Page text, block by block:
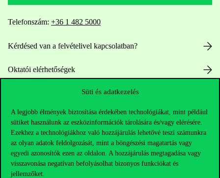
Süti és adatkezelés
A legjobb élmények biztosítása érdekében technológiákat, mint például
sütiket használunk az eszközinformációk tárolására és/vagy elérésére.
Ezekhez a technológiákhoz való hozzájárulás lehetővé teszi számunkra
az olyan adatok feldolgozását, mint a böngészési magatartás vagy
egyedi azonosítók ezen az oldalon. A hozzájárulás megtagadása vagy
visszavonása negatívan befolyásolhat bizonyos funkciókat és
jellemzőket.
Telefonszám: +36 1 482 5000
Kérdésed van a felvételivel kapcsolatban?
Oktatói elérhetőségek
HUB jelenlegi hallgatóinknak
Sajtó:press@uni-corvinus.hu